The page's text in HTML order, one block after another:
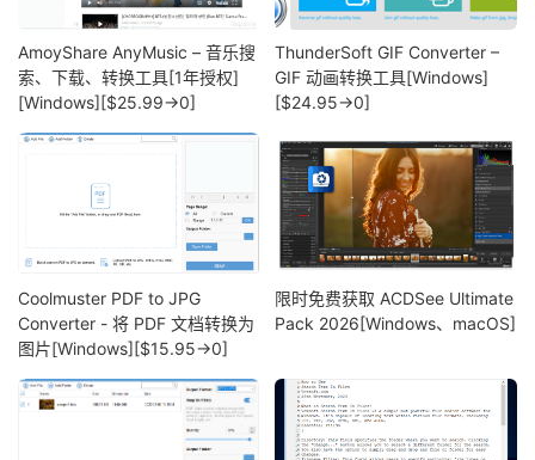
AmoyShare AnyMusic – 音乐搜
索、下载、转换工具[1年授权]
[Windows][$25.99→0]
ThunderSoft GIF Converter –
GIF 动画转换工具[Windows]
[$24.95→0]
Coolmuster PDF to JPG
Converter - 将 PDF 文档转换为
图片[Windows][$15.95→0]
限时免费获取 ACDSee Ultimate
Pack 2026[Windows、macOS]